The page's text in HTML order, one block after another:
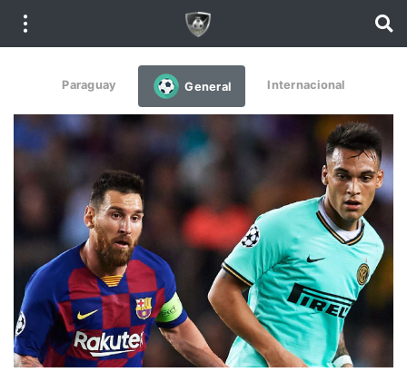
Paraguay General Internacional